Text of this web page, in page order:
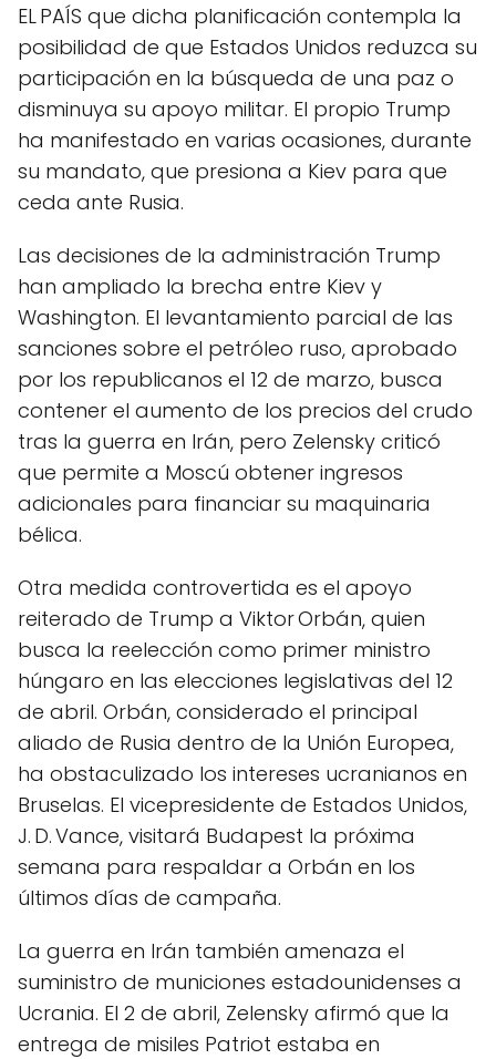
EL PAÍS que dicha planificación contempla la
posibilidad de que Estados Unidos reduzca su
participación en la búsqueda de una paz o
disminuya su apoyo militar. El propio Trump
ha manifestado en varias ocasiones, durante
su mandato, que presiona a Kiev para que
ceda ante Rusia.
Las decisiones de la administración Trump
han ampliado la brecha entre Kiev y
Washington. El levantamiento parcial de las
sanciones sobre el petróleo ruso, aprobado
por los republicanos el 12 de marzo, busca
contener el aumento de los precios del crudo
tras la guerra en Irán, pero Zelensky criticó
que permite a Moscú obtener ingresos
adicionales para financiar su maquinaria
bélica.
Otra medida controvertida es el apoyo
reiterado de Trump a Viktor Orbán, quien
busca la reelección como primer ministro
húngaro en las elecciones legislativas del 12
de abril. Orbán, considerado el principal
aliado de Rusia dentro de la Unión Europea,
ha obstaculizado los intereses ucranianos en
Bruselas. El vicepresidente de Estados Unidos,
J. D. Vance, visitará Budapest la próxima
semana para respaldar a Orbán en los
últimos días de campaña.
La guerra en Irán también amenaza el
suministro de municiones estadounidenses a
Ucrania. El 2 de abril, Zelensky afirmó que la
entrega de misiles Patriot estaba en